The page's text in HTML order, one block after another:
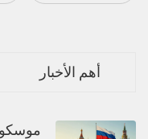
أهم الأخبار
موسكو